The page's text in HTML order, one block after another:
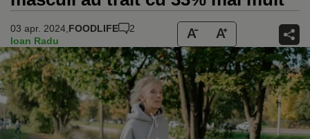
03 apr. 2024, FOODLIFE
2
Ioan Radu